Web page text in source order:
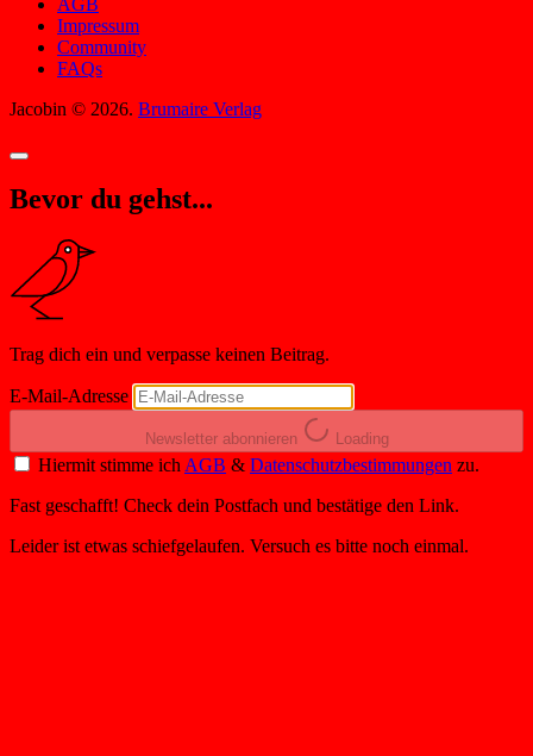
Impressum
Community
FAQs
Jacobin © 2026. Brumaire Verlag
Bevor du gehst...
Trag dich ein und verpasse keinen Beitrag.
E-Mail-Adresse
Newsletter abonnieren Loading
Hiermit stimme ich AGB & Datenschutzbestimmungen zu.
Fast geschafft! Check dein Postfach und bestätige den Link.
Leider ist etwas schiefgelaufen. Versuch es bitte noch einmal.